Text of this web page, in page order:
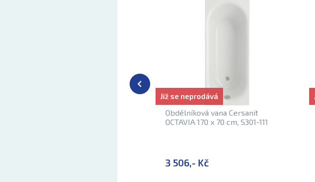
Obdélníková vana Cersanit
OCTAVIA 170 x 70 cm, S301-111
3 506,- Kč
Již se neprodává